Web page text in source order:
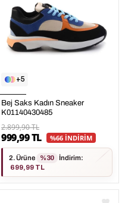
5
Bej Saks Kadın Sneaker
K01140430485
2.899,90 TL
999,99 TL %66 İNDİRİM
2. Ürüne %30 İndirim:
699,99 TL